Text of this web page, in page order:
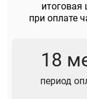
итоговая
при оплате
18
период